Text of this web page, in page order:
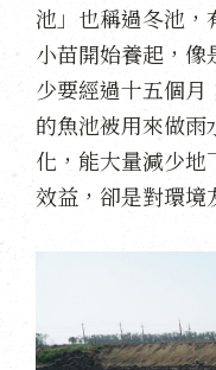
池」也稱過冬池
小苗開始養起，
少要經過十五個
的魚池被用來做
化，能大量減少
效益，卻是對環境